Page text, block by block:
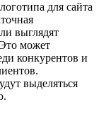
для сайта
выглядят
может
конкурентов и
выделяться